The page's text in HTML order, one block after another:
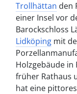
Trollhättan den
einer Insel vor
Barockschloss
Lidköping mit
Holzgebäude in
früher Rathaus
hat eine